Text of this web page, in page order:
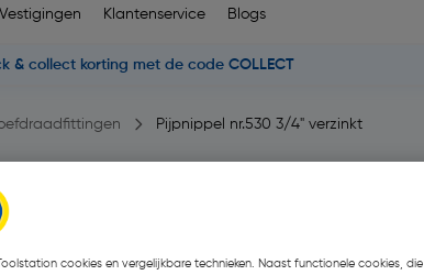
Vestigingen Klantenservice Blogs
& collect korting met de code COLLECT
Pijpnippel nr.530 3/4" verzinkt
€ 16,82
cookies en vergelijkbare technieken. Naast functionele cookies, die